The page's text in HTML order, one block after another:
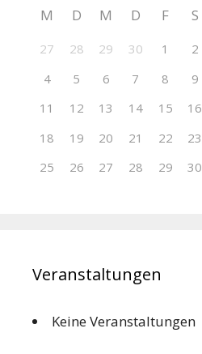
M D M D F S
27 28 29 30 1 2
4
5 6 7 8 9
11
12 13 14 15 16
18
19 20 21 22 23
25
26 27 28 29 30
Veranstaltungen
Keine Veranstaltungen